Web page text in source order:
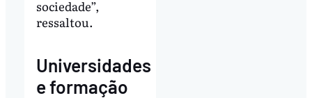
sociedade”,
ressaltou.
Universidades
e formação